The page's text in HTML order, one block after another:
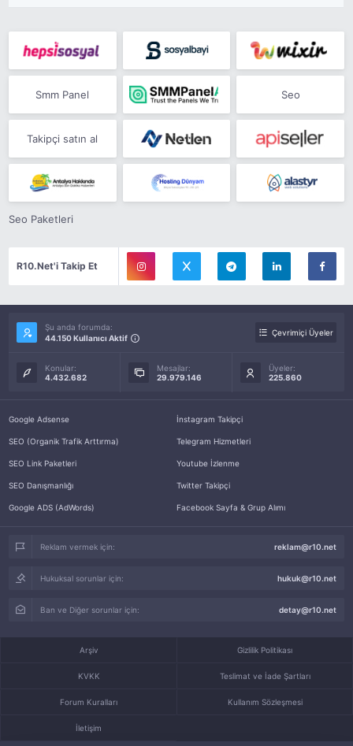
Smm Panel Seo
Takipçi satın al
Seo Paketleri
R10.Net'i Takip Et
Şu anda forumda:
44.150 Kullanıcı Aktif
Çevrimiçi Üyeler
Konular:
4.432.682
Mesajlar:
29.979.146
Üyeler:
225.860
Google Adsense
SEO (Organik Trafik Arttırma)
SEO Link Paketleri
SEO Danışmanlığı
Google ADS (AdWords)
İnstagram Takipçi
Telegram Hizmetleri
Youtube İzlenme
Twitter Takipçi
Facebook Sayfa & Grup Alımı
Reklam vermek için: reklam@r10.net
Hukuksal sorunlar için: hukuk@r10.net
Ban ve Diğer sorunlar için: detay@r10.net
Arşiv Gizlilik Politikası
KVKK Teslimat ve İade Şartları
Forum Kuralları Kullanım Sözleşmesi
İletişim